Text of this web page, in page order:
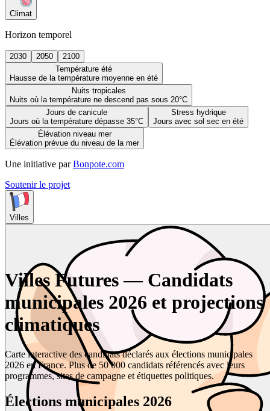
Climat
Horizon temporel
2030 2050
2100
Température été
Hausse de la température moyenne en été
Nuits tropicales
Nuits où la température ne descend pas sous 20°C
Jours de canicule
Jours où la température dépasse 35°C
Stress hydrique
Jours avec sol sec en été
Élévation niveau mer
Élévation prévue du niveau de la mer
Une initiative par Bonpote.com
Soutenir le projet
Villes
Villes Futures — Candidats
municipales 2026 et projections
climatiques
Carte interactive des candidats déclarés aux élections municipales
2026 en France. Plus de 50 000 candidats référencés avec leurs
programmes, sites de campagne et étiquettes politiques.
Élections municipales 2026